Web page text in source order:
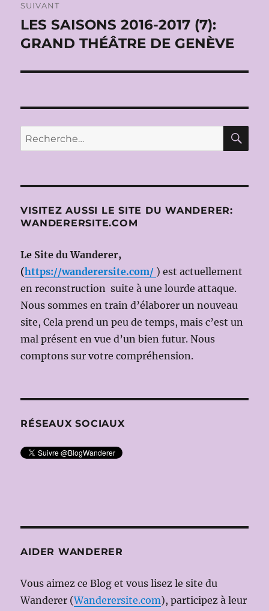
SUIVANT
Publication
suivante :
LES SAISONS 2016-2017 (7):
GRAND THÉÂTRE DE GENÈVE
Recherche
pour :
VISITEZ AUSSI LE SITE DU WANDERER:
WANDERERSITE.COM
Le Site du Wanderer,
(https://wanderersite.com/ ) est actuellement
en reconstruction suite à une lourde attaque.
Nous sommes en train d’élaborer un nouveau
site, Cela prend un peu de temps, mais c’est un
mal présent en vue d’un bien futur. Nous
comptons sur votre compréhension.
RÉSEAUX SOCIAUX
AIDER WANDERER
Vous aimez ce Blog et vous lisez le site du
Wanderer (Wanderersite.com), participez à leur